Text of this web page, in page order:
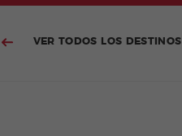
VER TODOS LOS DESTINOS